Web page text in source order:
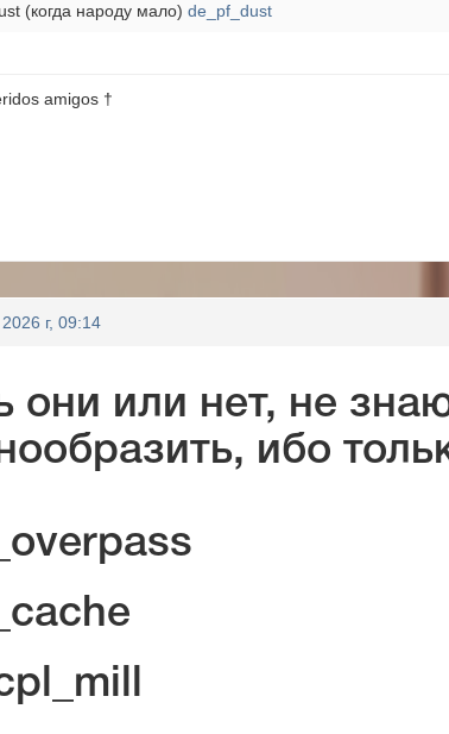
(когда народу мало)de_pf_dust
amigos †
г, 09:14
они или нет, не
ибо